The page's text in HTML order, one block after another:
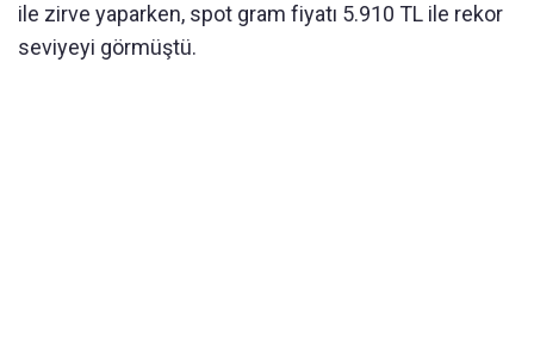
ile zirve yaparken, spot gram fiyatı 5.910 TL ile rekor
seviyeyi görmüştü.